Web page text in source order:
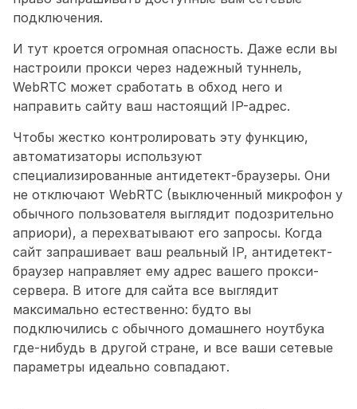
подключения.
И тут кроется огромная опасность. Даже если вы
настроили прокси через надежный туннель,
WebRTC может сработать в обход него и
направить сайту ваш настоящий IP-адрес.
Чтобы жестко контролировать эту функцию,
автоматизаторы используют
специализированные антидетект-браузеры. Они
не отключают WebRTC (выключенный микрофон у
обычного пользователя выглядит подозрительно
априори), а перехватывают его запросы. Когда
сайт запрашивает ваш реальный IP, антидетект-
браузер направляет ему адрес вашего прокси-
сервера. В итоге для сайта все выглядит
максимально естественно: будто вы
подключились с обычного домашнего ноутбука
где-нибудь в другой стране, и все ваши сетевые
параметры идеально совпадают.